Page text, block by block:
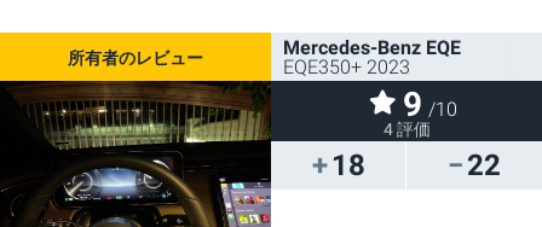
18 22
Mercedes-Benz EQE
EQE350+ 2023
9 /10
4 評価